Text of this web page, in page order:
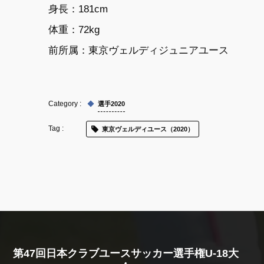
身長： 181cm
体重： 72kg
前所属： 東京ヴェルディジュニアユース
選手2020
東京ヴェルディユース（2020）
第47回日本クラブユースサッカー選手権U-18大